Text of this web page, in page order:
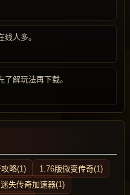
人多。
解玩法再下载。
略(1)
1.76版微变传奇(1)
迷失传奇加速器(1)